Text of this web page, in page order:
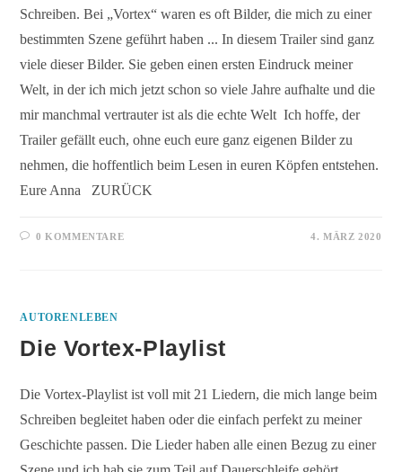
Schreiben. Bei „Vortex“ waren es oft Bilder, die mich zu einer
bestimmten Szene geführt haben ... In diesem Trailer sind ganz
viele dieser Bilder. Sie geben einen ersten Eindruck meiner
Welt, in der ich mich jetzt schon so viele Jahre aufhalte und die
mir manchmal vertrauter ist als die echte Welt Ich hoffe, der
Trailer gefällt euch, ohne euch eure ganz eigenen Bilder zu
nehmen, die hoffentlich beim Lesen in euren Köpfen entstehen.
Eure Anna ZURÜCK
0 KOMMENTARE 4. MÄRZ 2020
AUTORENLEBEN
Die Vortex-Playlist
Die Vortex-Playlist ist voll mit 21 Liedern, die mich lange beim
Schreiben begleitet haben oder die einfach perfekt zu meiner
Geschichte passen. Die Lieder haben alle einen Bezug zu einer